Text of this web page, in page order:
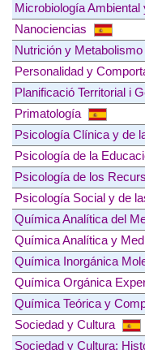
Microbiología Ambiental
Nanociencias
Nutrición y Metabolismo
Personalidad y
Planificació Territorial i
Primatología
Psicología Clínica y de
Psicología de la
Psicología de los
Psicología Social y de
Química Analítica del
Química Analítica y
Química Inorgánica
Química Orgánica
Química Teórica y
Sociedad y Cultura
Sociedad y Cultura: